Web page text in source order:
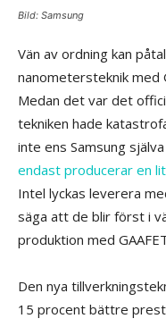
Bild: Samsung
Vän av ordning kan
nanometersteknik med
Medan det var det
tekniken hade
inte ens Samsung
endast producerar en
Intel lyckas leverera
säga att de blir först i
produktion med
Den nya
15 procent bättre